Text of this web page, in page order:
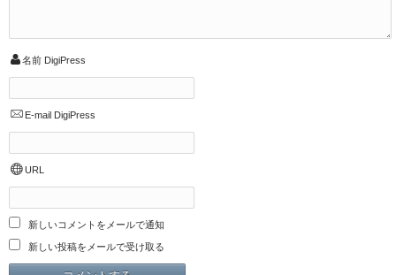
名前 DigiPress
E-mail DigiPress
URL
新しいコメントをメールで通知
新しい投稿をメールで受け取る